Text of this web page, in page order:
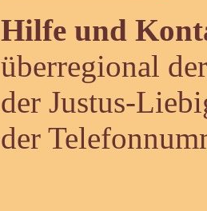
Hilfe und
überregional
der Justus-
der